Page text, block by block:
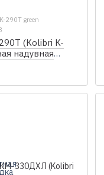
290T green
(Kolibri K-
надувная